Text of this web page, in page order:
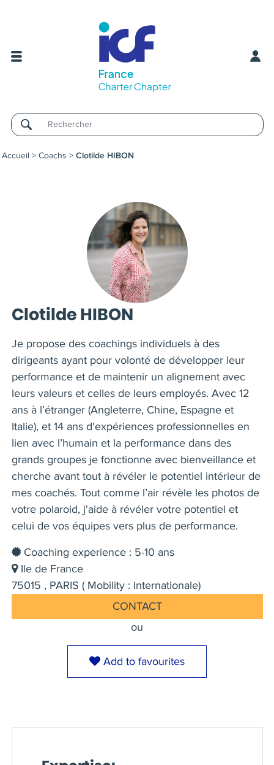
Username
Accueil > Coachs > Clotilde HIBON
Clotilde HIBON
Je propose des coachings individuels à des
dirigeants ayant pour volonté de développer leur
performance et de maintenir un alignement avec
leurs valeurs et celles de leurs employés. Avec 12
ans à l’étranger (Angleterre, Chine, Espagne et
Italie), et 14 ans d'expériences professionnelles en
lien avec l’humain et la performance dans des
grands groupes je fonctionne avec bienveillance et
cherche avant tout à révéler le potentiel intérieur de
mes coachés. Tout comme l’air révèle les photos de
votre polaroid, j'aide à révéler votre potentiel et
celui de vos équipes vers plus de performance.
Coaching experience : 5-10 ans
Ile de France
75015 , PARIS ( Mobility : Internationale)
CONTACT
ou
Add to favourites